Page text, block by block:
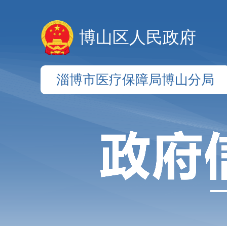
博山区人民政府
淄博市医疗保障局博山分局